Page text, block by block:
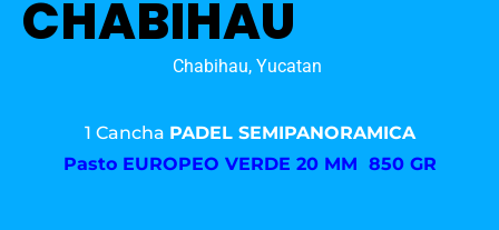
CHABIHAU
Chabihau, Yucatan
1 Cancha PADEL SEMIPANORAMICA
Pasto EUROPEO VERDE 20 MM 850 GR